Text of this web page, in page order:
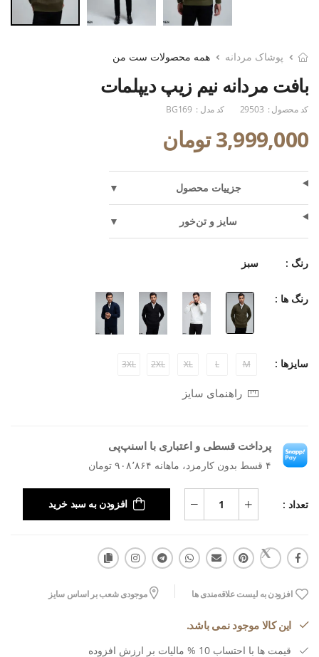
پوشاک مردانه همه محصولات ست من
بافت مردانه نیم زیپ دیپلمات
کد محصول : 29503 کد مدل : BG169
3,999,000 تومان
جزییات محصول ▼
سایز و تن‌خور ▼
رنگ : سبز
رنگ ها :
سایزها : M
L
XL
2XL
3XL
راهنمای سایز
پرداخت قسطی و اعتباری با اسنپ‌پی
۴ قسط بدون کارمزد، ماهانه ۹۰۸٬۸۶۴ تومان
تعداد : افزودن به سبد خرید
افزودن به لیست علاقه‌مندی ها موجودی شعب بر اساس سایز
این کالا موجود نمی باشد.
قیمت ها با احتساب 10 % مالیات بر ارزش افزوده